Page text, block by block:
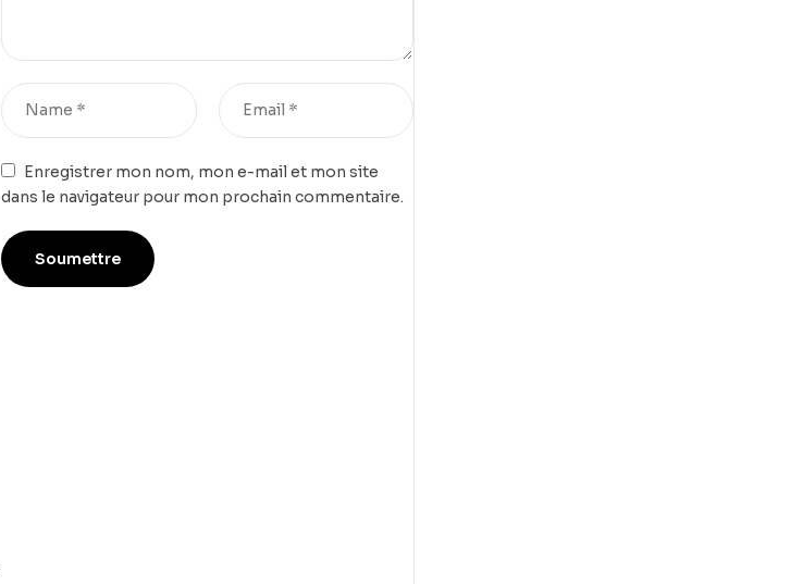
Enregistrer mon nom, mon e-mail et mon site
dans le navigateur pour mon prochain commentaire.